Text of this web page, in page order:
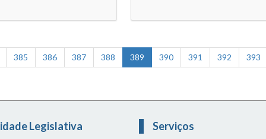
385 386 387 388 389 390 391 392 393
Legislativa Serviços